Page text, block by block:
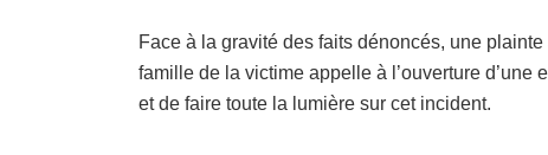
Face à la gravité des faits dénoncés, une
famille de la victime appelle à l’ouverture
et de faire toute la lumière sur cet incident.